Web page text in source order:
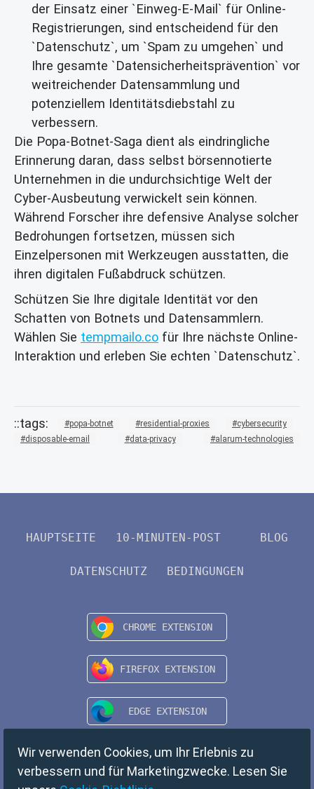
der Einsatz einer `Einweg-E-Mail` für Online-
Registrierungen, sind entscheidend für den
`Datenschutz`, um `Spam zu umgehen` und
Ihre gesamte `Datensicherheitsprävention` vor
weitreichender Datensammlung und
potenziellem Identitätsdiebstahl zu
verbessern.
Die Popa-Botnet-Saga dient als eindringliche
Erinnerung daran, dass selbst börsennotierte
Unternehmen in die undurchsichtige Welt der
Cyber-Ausbeutung verwickelt sein können.
Während Forscher ihre defensive Analyse solcher
Bedrohungen fortsetzen, müssen sich
Einzelpersonen mit Werkzeugen ausstatten, die
ihren digitalen Fußabdruck schützen.
Schützen Sie Ihre digitale Identität vor den
Schatten von Botnets und Datensammlern.
Wählen Sie tempmailo.co für Ihre nächste Online-
Interaktion und erleben Sie echten `Datenschutz`.
popa-botnet residential-proxies
cybersecurity
disposable-email
data-privacy alarum-technologies
HAUPTSEITE 10-MINUTEN-POST BLOG
DATENSCHUTZ BEDINGUNGEN
Wir verwenden Cookies, um Ihr Erlebnis zu
verbessern und für Marketingzwecke. Lesen Sie